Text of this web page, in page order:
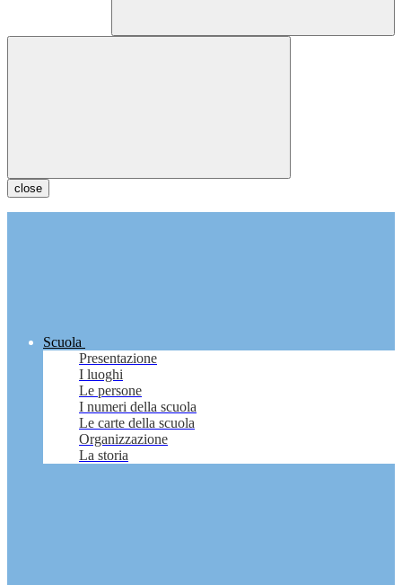
close
Scuola
Presentazione
I luoghi
Le persone
I numeri della scuola
Le carte della scuola
Organizzazione
La storia